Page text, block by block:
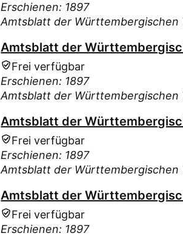
Erschienen: 1897
Amtsblatt der Württembergischen
Amtsblatt der
Frei verfügbar
Erschienen: 1897
Amtsblatt der Württembergischen
Amtsblatt der
Frei verfügbar
Erschienen: 1897
Amtsblatt der Württembergischen
Amtsblatt der
Frei verfügbar
Erschienen: 1897